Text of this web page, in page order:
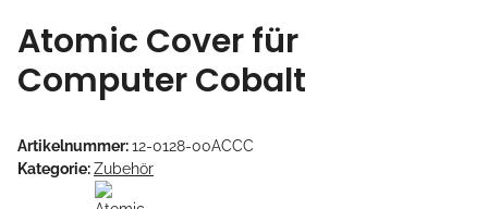
Atomic Cover für
Computer Cobalt
Artikelnummer:12-0128-00ACCC
Kategorie:Zubehör